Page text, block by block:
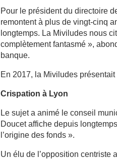
Pour le président du directoire
remontent à plus de vingt-cinq
longtemps. La Miviludes nous
complètement fantasmé »,
banque.
En 2017, la Miviludes
Crispation à Lyon
Le sujet a animé le conseil
Doucet affiche depuis
l’origine des fonds ».
Un élu de l’opposition centriste